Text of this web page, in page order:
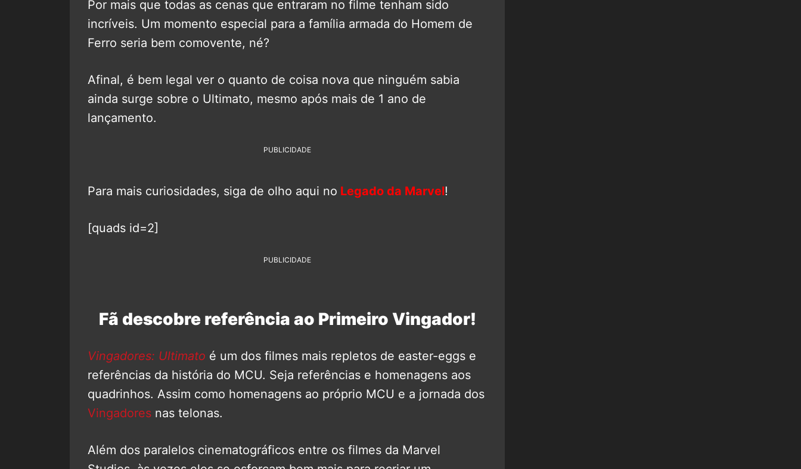
Por mais que todas as cenas que entraram no filme tenham sido
incríveis. Um momento especial para a família armada do Homem de
Ferro seria bem comovente, né?
Afinal, é bem legal ver o quanto de coisa nova que ninguém sabia
ainda surge sobre o Ultimato, mesmo após mais de 1 ano de
lançamento.
PUBLICIDADE
Para mais curiosidades, siga de olho aqui no Legado da Marvel!
[quads id=2]
PUBLICIDADE
Fã descobre referência ao Primeiro Vingador!
Vingadores: Ultimato é um dos filmes mais repletos de easter-eggs e
referências da história do MCU. Seja referências e homenagens aos
quadrinhos. Assim como homenagens ao próprio MCU e a jornada dos
Vingadores nas telonas.
Além dos paralelos cinematográficos entre os filmes da Marvel